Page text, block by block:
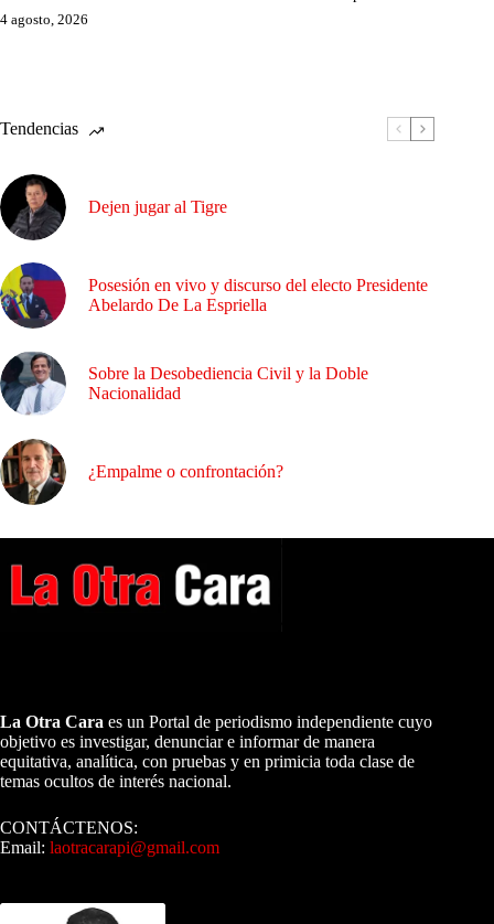
4 agosto, 2026
Tendencias
Dejen jugar al Tigre
Posesión en vivo y discurso del electo Presidente
Abelardo De La Espriella
Sobre la Desobediencia Civil y la Doble
Nacionalidad
¿Empalme o confrontación?
La Otra Cara es un Portal de periodismo independiente cuyo
objetivo es investigar, denunciar e informar de manera
equitativa, analítica, con pruebas y en primicia toda clase de
temas ocultos de interés nacional.
CONTÁCTENOS:
Email: laotracarapi@gmail.com